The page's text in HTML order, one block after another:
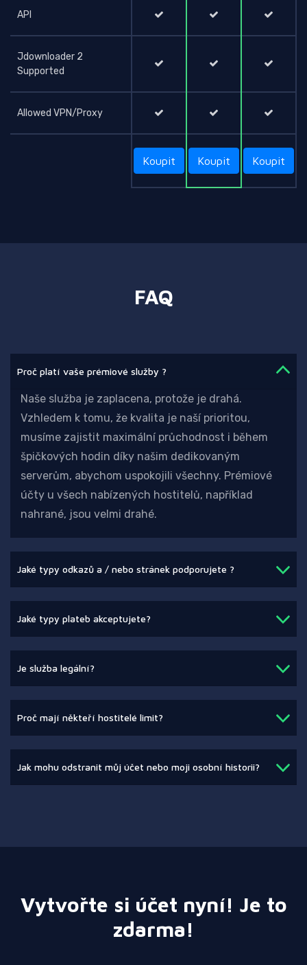
API
Jdownloader 2
Supported
Allowed VPN/Proxy
Koupit Koupit Koupit
FAQ
Proč platí vaše prémiové služby ?
Naše služba je zaplacena, protože je drahá.
Vzhledem k tomu, že kvalita je naší prioritou,
musíme zajistit maximální průchodnost i během
špičkových hodin díky našim dedikovaným
serverům, abychom uspokojili všechny. Prémiové
účty u všech nabízených hostitelů, například
nahrané, jsou velmi drahé.
Jaké typy odkazů a / nebo stránek podporujete ?
Jaké typy plateb akceptujete?
Je služba legální?
Proč mají někteří hostitelé limit?
Jak mohu odstranit můj účet nebo moji osobní historii?
Vytvořte si účet nyní! Je to
zdarma!